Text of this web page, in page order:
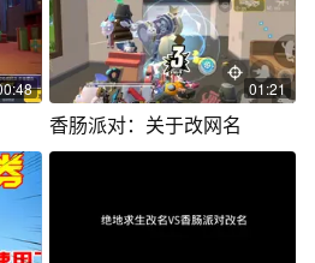
01:21
香肠派对：关于改网名